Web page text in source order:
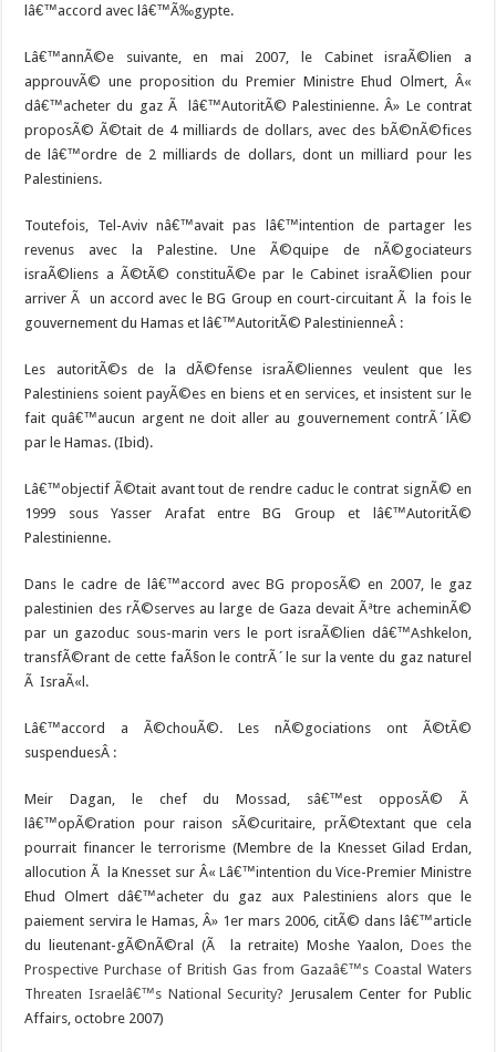
lâ€™accord avec lâ€™Ã‰gypte.
Lâ€™annÃ©e suivante, en mai 2007, le Cabinet israÃ©lien a
approuvÃ© une proposition du Premier Ministre Ehud Olmert, Â«
dâ€™acheter du gaz Ã lâ€™AutoritÃ© Palestinienne. Â» Le contrat
proposÃ© Ã©tait de 4 milliards de dollars, avec des bÃ©nÃ©fices
de lâ€™ordre de 2 milliards de dollars, dont un milliard pour les
Palestiniens.
Toutefois, Tel-Aviv nâ€™avait pas lâ€™intention de partager les
revenus avec la Palestine. Une Ã©quipe de nÃ©gociateurs
israÃ©liens a Ã©tÃ© constituÃ©e par le Cabinet israÃ©lien pour
arriver Ã un accord avec le BG Group en court-circuitant Ã la fois le
gouvernement du Hamas et lâ€™AutoritÃ© PalestinienneÂ :
Les autoritÃ©s de la dÃ©fense israÃ©liennes veulent que les
Palestiniens soient payÃ©es en biens et en services, et insistent sur le
fait quâ€™aucun argent ne doit aller au gouvernement contrÃ´lÃ©
par le Hamas. (Ibid).
Lâ€™objectif Ã©tait avant tout de rendre caduc le contrat signÃ© en
1999 sous Yasser Arafat entre BG Group et lâ€™AutoritÃ©
Palestinienne.
Dans le cadre de lâ€™accord avec BG proposÃ© en 2007, le gaz
palestinien des rÃ©serves au large de Gaza devait Ãªtre acheminÃ©
par un gazoduc sous-marin vers le port israÃ©lien dâ€™Ashkelon,
transfÃ©rant de cette faÃ§on le contrÃ´le sur la vente du gaz naturel
Ã IsraÃ«l.
Lâ€™accord a Ã©chouÃ©. Les nÃ©gociations ont Ã©tÃ©
suspenduesÂ :
Meir Dagan, le chef du Mossad, sâ€™est opposÃ© Ã
lâ€™opÃ©ration pour raison sÃ©curitaire, prÃ©textant que cela
pourrait financer le terrorisme (Membre de la Knesset Gilad Erdan,
allocution Ã la Knesset sur Â« Lâ€™intention du Vice-Premier Ministre
Ehud Olmert dâ€™acheter du gaz aux Palestiniens alors que le
paiement servira le Hamas, Â» 1er mars 2006, citÃ© dans lâ€™article
du lieutenant-gÃ©nÃ©ral (Ã la retraite) Moshe Yaalon, Does the
Prospective Purchase of British Gas from Gazaâ€™s Coastal Waters
Threaten Israelâ€™s National Security? Jerusalem Center for Public
Affairs, octobre 2007)